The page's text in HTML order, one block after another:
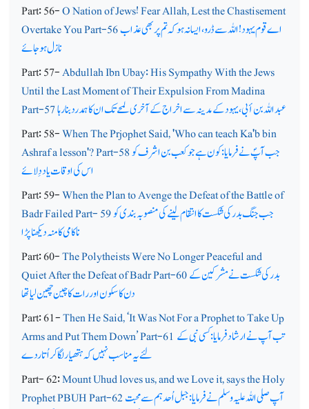
Part: 56-O Nation of Jews! Fear Allah, Lest the Chastisement
Overtake You Part-56اے قوم یہود! اللہ سے ڈرو، ایسا نہ ہو کہ تم پر بھی عذاب
نازل ہوجائے
Part: 57-Abdullah Ibn Ubay: His Sympathy With the Jews
Until the Last Moment of Their Expulsion From Madina
Part-57عبد اللہ بن أبی، یہود کے مدینہ سے اخراج کے آخری لمحے تک ان کا ہمدرد بنا رہا
Part: 58-When The Prjophet Said, 'Who can teach Ka'b bin
Ashraf a lesson'? Part-58جب آپؐ نے فرمایا: کون ہے جو کعب بن اشرف کو
اس کی اوقات یاد دِلائے
Part: 59-When the Plan to Avenge the Defeat of the Battle of
Badr Failed Part- 59جب جنگ بدر کی شکست کا انتقام لینے کی منصوبہ بندی کو
ناکامی کا منہ دیکھنا پڑا
Part: 60-The Polytheists Were No Longer Peaceful and
Quiet After the Defeat of Badr Part-60بدر کی شکست نے مشرکین کے
دن کا سکون اور رات کاچین چھین لیا تھا
Part: 61-Then He Said, ‘It Was Not For a Prophet to Take Up
Arms and Put Them Down’ Part-61 تب آپ نے ارشاد فرمایا: کسی نبی کے
لئے یہ مناسب نہیں کہ ہتھیار لگا کر اُتاردے
Part- 62:Mount Uhud loves us, and we Love it, says the Holy
Prophet PBUH Part-62آپ صلی اللہ علیہ وسلم نے فرمایا: جبل اُحد ہم سے محبت